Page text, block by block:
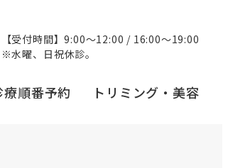
【受付時間】9:00～12:00 / 16:00～19:00
※水曜、日祝休診。
療順番予約 トリミング・美容